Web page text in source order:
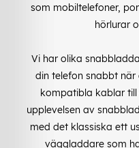
som mobiltelefoner,
hörlurar
Vi har olika
din telefon snabbt
kompatibla kablar
upplevelsen av
med det klassiska ett
väggladdare som